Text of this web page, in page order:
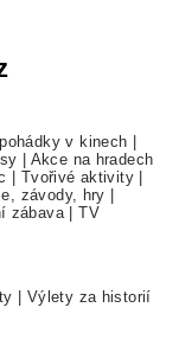
v kinech
Akce na hradech
Tvořivé aktivity
závody, hry
zábava|TV
Výlety za historií